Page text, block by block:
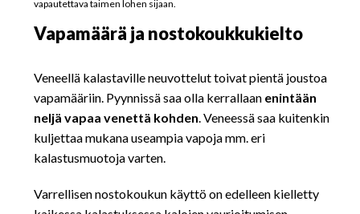
vapautettava taimen lohen sijaan.
Vapamäärä ja nostokoukkukielto
Veneellä kalastaville neuvottelut toivat pientä joustoa
vapamääriin. Pyynnissä saa olla kerrallaan enintään
neljä vapaa venettä kohden. Veneessä saa kuitenkin
kuljettaa mukana useampia vapoja mm. eri
kalastusmuotoja varten.
Varrellisen nostokoukun käyttö on edelleen kielletty